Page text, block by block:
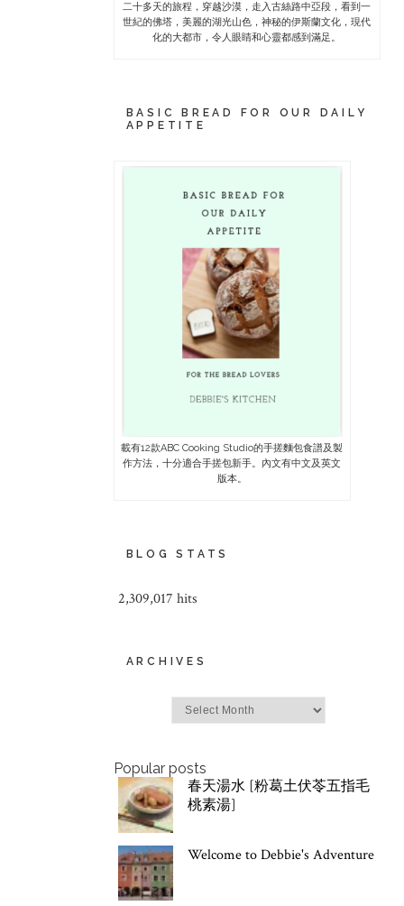
二十多天的旅程，穿越沙漠，走入古絲路中亞段，看到一
世紀的佛塔，美麗的湖光山色，神秘的伊斯蘭文化，現代
化的大都市，令人眼睛和心靈都感到滿足。
BASIC BREAD FOR OUR DAILY
APPETITE
載有12款ABC Cooking Studio的手搓麵包食譜及製
作方法，十分適合手搓包新手。內文有中文及英文
版本。
BLOG STATS
2,309,017 hits
ARCHIVES
Popular posts
春天湯水 [粉葛土伏苓五指毛
桃素湯]
Welcome to Debbie's Adventure